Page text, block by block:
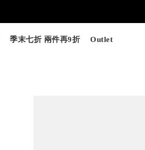
季末七折 兩件再9折 Outlet